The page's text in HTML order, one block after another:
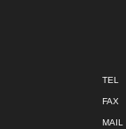
TEL
FAX
MAIL